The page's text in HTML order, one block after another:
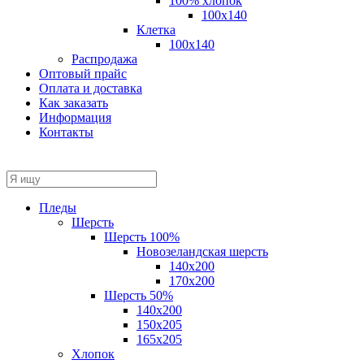
100x140
Клетка
100х140
Распродажа
Оптовый прайс
Оплата и доставка
Как заказать
Информация
Контакты
Пледы
Шерсть
Шерсть 100%
Новозеландская шерсть
140х200
170x200
Шерсть 50%
140x200
150х205
165х205
Хлопок